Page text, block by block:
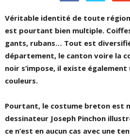
Véritable identité de toute
est pourtant bien multiple.
gants, rubans… Tout est
département, le canton voire la
noir s’impose, il existe
couleurs.
Pourtant, le costume breton est
dessinateur Joseph Pinchon
ce n’est en aucun cas avec une